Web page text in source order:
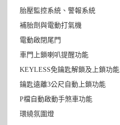
胎壓監控系統、警報系統
補胎劑與電動打氣機
電動啟閉尾門
車門上鎖喇叭提醒功能
KEYLESS免鑰匙解鎖及上鎖功能
鑰匙遠離3公尺自動上鎖功能
P檔自動啟動手煞車功能
環繞氛圍燈